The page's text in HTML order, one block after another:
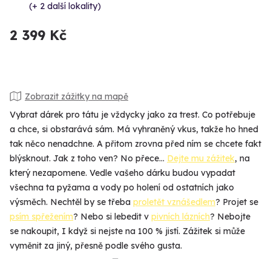
(+ 2 další lokality)
2 399 Kč
Zobrazit zážitky na mapě
Vybrat dárek pro tátu je vždycky jako za trest. Co potřebuje
a chce, si obstarává sám. Má vyhraněný vkus, takže ho hned
tak něco nenadchne. A přitom zrovna před ním se chcete fakt
blýsknout. Jak z toho ven? No přece… Dejte mu zážitek, na
který nezapomene. Vedle vašeho dárku budou vypadat
všechna ta pyžama a vody po holení od ostatních jako
výsměch. Nechtěl by se třeba proletět vznášedlem? Projet se
psím spřežením? Nebo si lebedit v pivních lázních? Nebojte
se nakoupit, I když si nejste na 100 % jistí. Zážitek si může
vyměnit za jiný, přesně podle svého gusta.